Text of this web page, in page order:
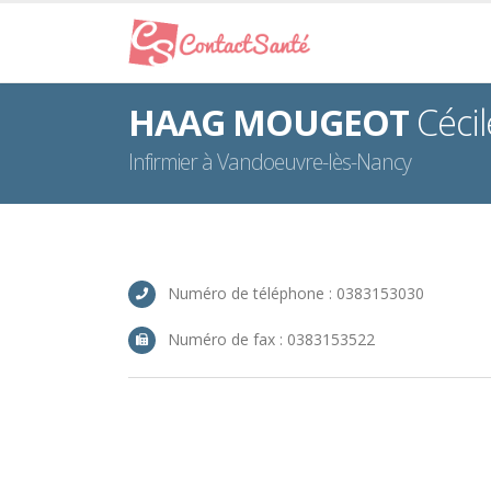
HAAG MOUGEOT
Infirmier à Vandoeuvre-lès-Nancy
Numéro de téléphone : 0383153030
Numéro de fax : 0383153522